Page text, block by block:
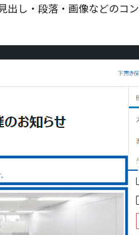
し・段落・画像などのコ